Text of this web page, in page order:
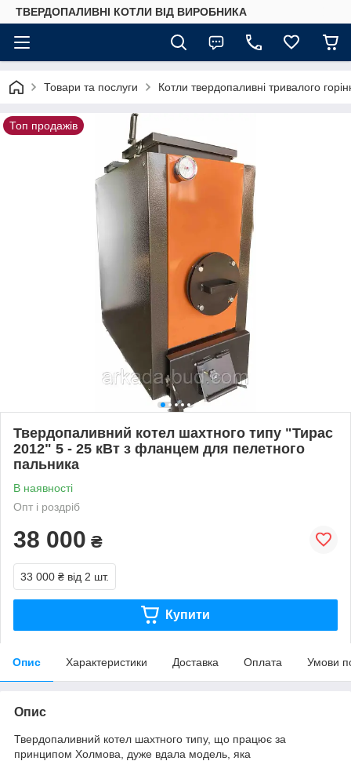
ТВЕРДОПАЛИВНІ КОТЛИ ВІД ВИРОБНИКА
Товари та послуги Котли твердопаливні тривалого
Топ продажів
Твердопаливний котел шахтного типу "Тирас
2012" 5 - 25 кВт з фланцем для пелетного
пальника
В наявності
Опт і роздріб
38 000 ₴
33 000 ₴ від 2 шт.
Купити
Опис Характеристики Доставка Оплата Умови
Опис
Твердопаливний котел шахтного типу, що працює за
принципом Холмова, дуже вдала модель, яка